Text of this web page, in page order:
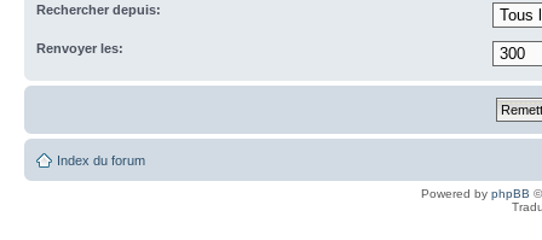
Rechercher depuis:
Renvoyer les:
Index du forum
Powered by phpBB